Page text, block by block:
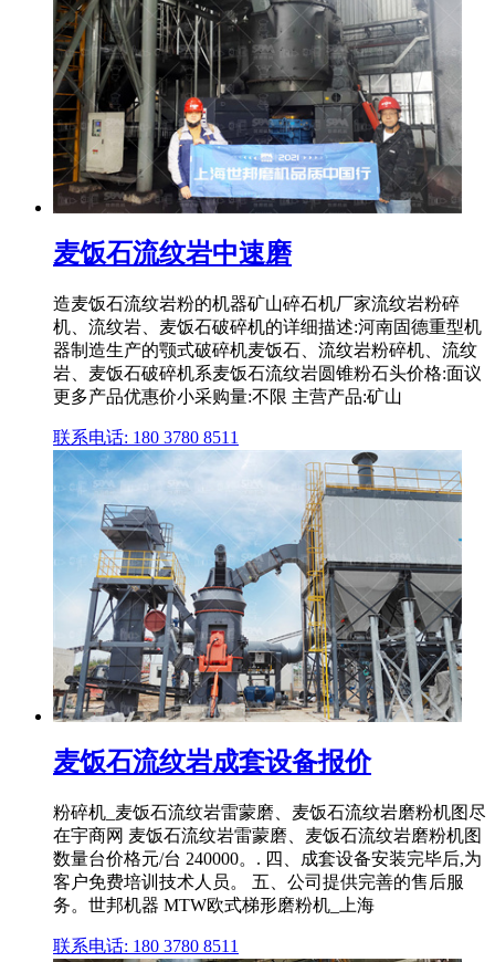
麦饭石流纹岩中速磨
造麦饭石流纹岩粉的机器矿山碎石机厂家流纹岩粉碎
机、流纹岩、麦饭石破碎机的详细描述:河南固德重型机
器制造生产的颚式破碎机麦饭石、流纹岩粉碎机、流纹
岩、麦饭石破碎机系麦饭石流纹岩圆锥粉石头价格:面议
更多产品优惠价小采购量:不限 主营产品:矿山
联系电话: 180 3780 8511
麦饭石流纹岩成套设备报价
粉碎机_麦饭石流纹岩雷蒙磨、麦饭石流纹岩磨粉机图尽
在宇商网 麦饭石流纹岩雷蒙磨、麦饭石流纹岩磨粉机图
数量台价格元/台 240000。. 四、成套设备安装完毕后,为
客户免费培训技术人员。 五、公司提供完善的售后服
务。世邦机器 MTW欧式梯形磨粉机_上海
联系电话: 180 3780 8511